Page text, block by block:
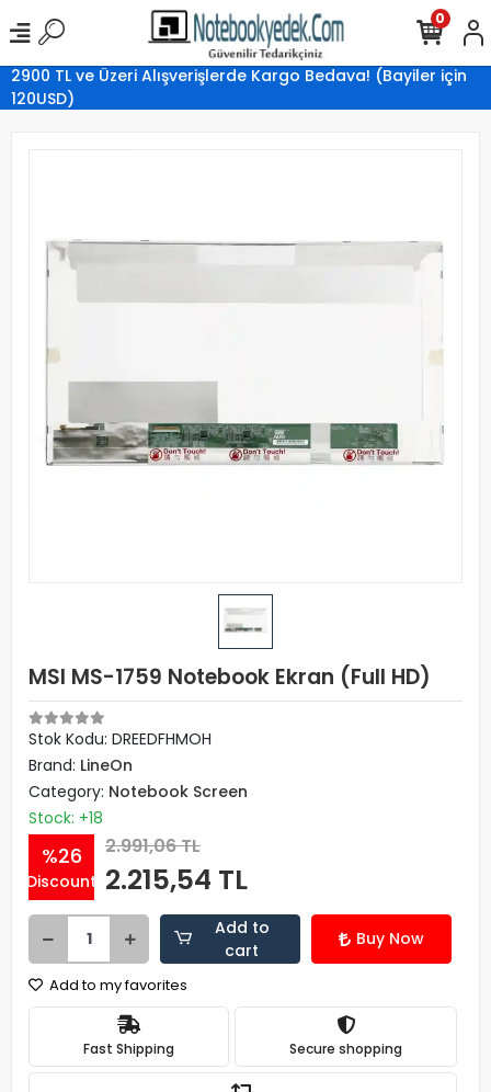
2900 TL ve Üzeri Alışverişlerde Kargo Bedava! (Bayiler için
120USD)
0
MSI MS-1759 Notebook Ekran (Full HD)
Stok Kodu: DREEDFHMOH
Brand: LineOn
Category: Notebook Screen
Stock: +18
%26
Discount
2.991,06 TL
2.215,54 TL
Add to
cart
Buy Now
Add to my favorites
Fast Shipping Secure shopping